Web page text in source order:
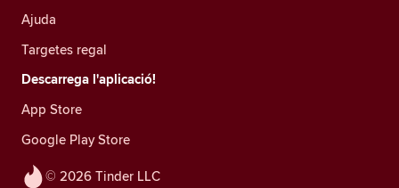
© 2026 Tinder LLC
Ajuda
Targetes regal
Descarrega l'aplicació!
App Store
Google Play Store